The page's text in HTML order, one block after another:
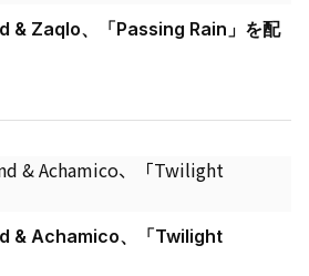
& Zaqlo、「Passing Rain」を配
& Achamico、「Twilight